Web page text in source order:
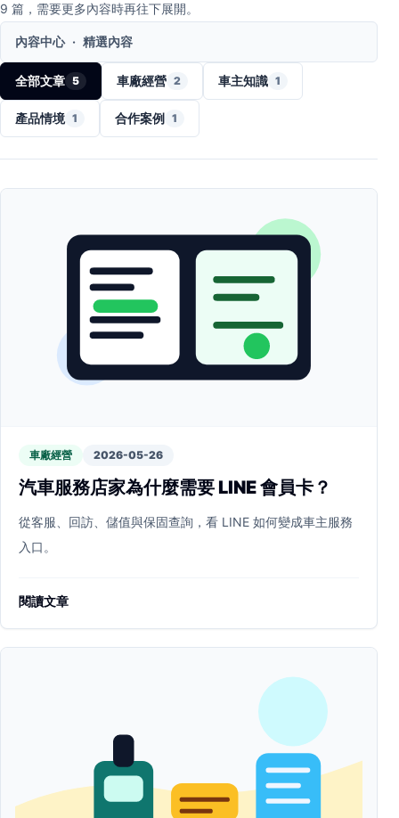
9 篇，需要更多內容時再往下展開。
內容中心 · 精選內容
全部文章 5 車廠經營 2 車主知識 1
產品情境 1 合作案例 1
車廠經營 2026-05-26
汽車服務店家為什麼需要 LINE 會員卡？
從客服、回訪、儲值與保固查詢，看 LINE 如何變成車主服務
入口。
閱讀文章